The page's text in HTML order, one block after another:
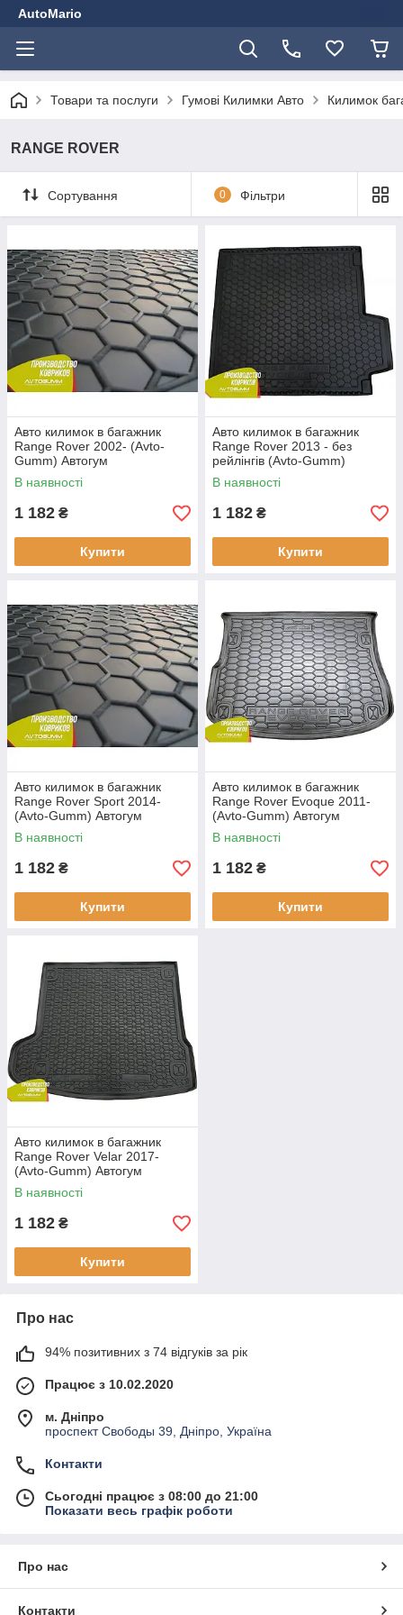
AutoMario
Товари та послуги Гумові Килимки Авто Килимок
RANGE ROVER
Сортування 0 Фільтри
Авто килимок в багажник
Range Rover 2002- (Avto-
Gumm) Автогум
В наявності
1 182 ₴
Купити
Авто килимок в багажник
Range Rover 2013 - без
рейлінгів (Avto-Gumm)
Автогум
В наявності
1 182 ₴
Купити
Авто килимок в багажник
Range Rover Sport 2014-
(Avto-Gumm) Автогум
В наявності
1 182 ₴
Купити
Авто килимок в багажник
Range Rover Evoque 2011-
(Avto-Gumm) Автогум
В наявності
1 182 ₴
Купити
Авто килимок в багажник
Range Rover Velar 2017-
(Avto-Gumm) Автогум
В наявності
1 182 ₴
Купити
Про нас
94% позитивних з 74 відгуків за рік
Працює з 10.02.2020
м. Дніпро
проспект Свободы 39, Дніпро, Україна
Контакти
Сьогодні працює з 08:00 до 21:00
Показати весь графік роботи
Про нас
Контакти